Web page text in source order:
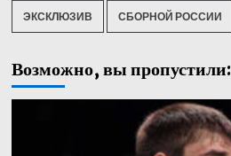
ЭКСКЛЮЗИВ СБОРНОЙ РОССИИ
Возможно, вы пропустили: